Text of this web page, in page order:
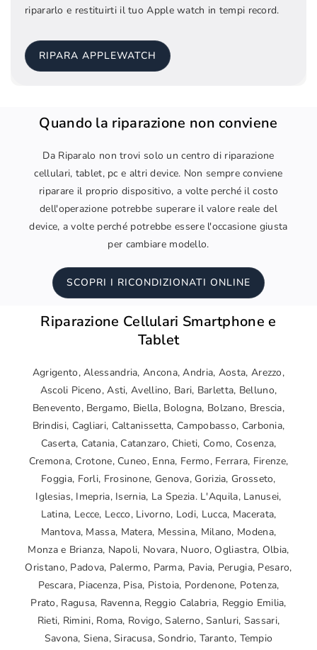
ripararlo e restituirti il tuo Apple watch in tempi record.
RIPARA APPLEWATCH
Quando la riparazione non conviene
Da Riparalo non trovi solo un centro di riparazione
cellulari, tablet, pc e altri device. Non sempre conviene
riparare il proprio dispositivo, a volte perché il costo
dell'operazione potrebbe superare il valore reale del
device, a volte perché potrebbe essere l'occasione giusta
per cambiare modello.
SCOPRI I RICONDIZIONATI ONLINE
Riparazione Cellulari Smartphone e
Tablet
Agrigento, Alessandria, Ancona, Andria, Aosta, Arezzo,
Ascoli Piceno, Asti, Avellino, Bari, Barletta, Belluno,
Benevento, Bergamo, Biella, Bologna, Bolzano, Brescia,
Brindisi, Cagliari, Caltanissetta, Campobasso, Carbonia,
Caserta, Catania, Catanzaro, Chieti, Como, Cosenza,
Cremona, Crotone, Cuneo, Enna, Fermo, Ferrara, Firenze,
Foggia, Forli, Frosinone, Genova, Gorizia, Grosseto,
Iglesias, Imepria, Isernia, La Spezia. L'Aquila, Lanusei,
Latina, Lecce, Lecco, Livorno, Lodi, Lucca, Macerata,
Mantova, Massa, Matera, Messina, Milano, Modena,
Monza e Brianza, Napoli, Novara, Nuoro, Ogliastra, Olbia,
Oristano, Padova, Palermo, Parma, Pavia, Perugia, Pesaro,
Pescara, Piacenza, Pisa, Pistoia, Pordenone, Potenza,
Prato, Ragusa, Ravenna, Reggio Calabria, Reggio Emilia,
Rieti, Rimini, Roma, Rovigo, Salerno, Sanluri, Sassari,
Savona, Siena, Siracusa, Sondrio, Taranto, Tempio